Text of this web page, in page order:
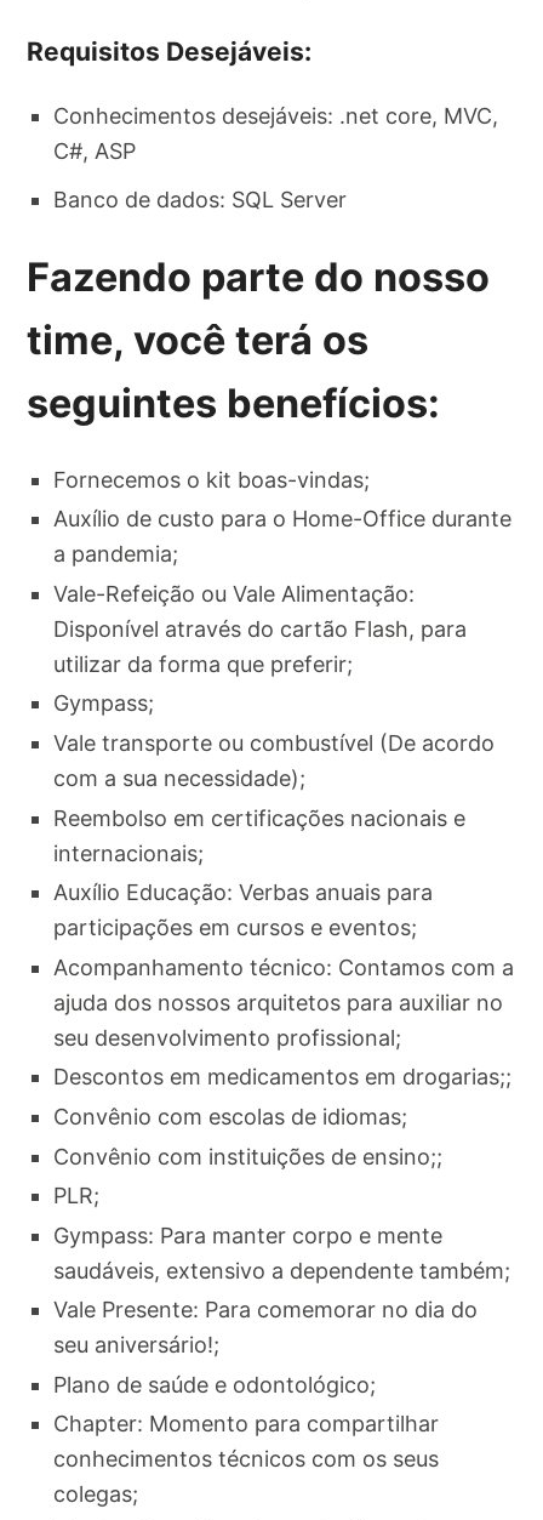
Requisitos Desejáveis:
Conhecimentos desejáveis: .net core, MVC,
C#, ASP
Banco de dados: SQL Server
Fazendo parte do nosso
time, você terá os
seguintes benefícios:
Fornecemos o kit boas-vindas;
Auxílio de custo para o Home-Office durante
a pandemia;
Vale-Refeição ou Vale Alimentação:
Disponível através do cartão Flash, para
utilizar da forma que preferir;
Gympass;
Vale transporte ou combustível (De acordo
com a sua necessidade);
Reembolso em certificações nacionais e
internacionais;
Auxílio Educação: Verbas anuais para
participações em cursos e eventos;
Acompanhamento técnico: Contamos com a
ajuda dos nossos arquitetos para auxiliar no
seu desenvolvimento profissional;
Descontos em medicamentos em drogarias;;
Convênio com escolas de idiomas;
Convênio com instituições de ensino;;
PLR;
Gympass: Para manter corpo e mente
saudáveis, extensivo a dependente também;
Vale Presente: Para comemorar no dia do
seu aniversário!;
Plano de saúde e odontológico;
Chapter: Momento para compartilhar
conhecimentos técnicos com os seus
colegas;